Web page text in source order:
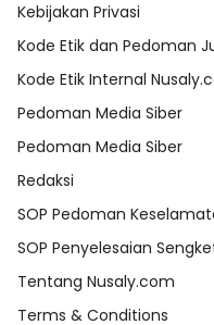
Kebijakan Privasi
Kode Etik dan Pedoman
Kode Etik Internal
Pedoman Media Siber
Pedoman Media Siber
Redaksi
SOP Pedoman
SOP Penyelesaian
Tentang Nusaly.com
Terms & Conditions